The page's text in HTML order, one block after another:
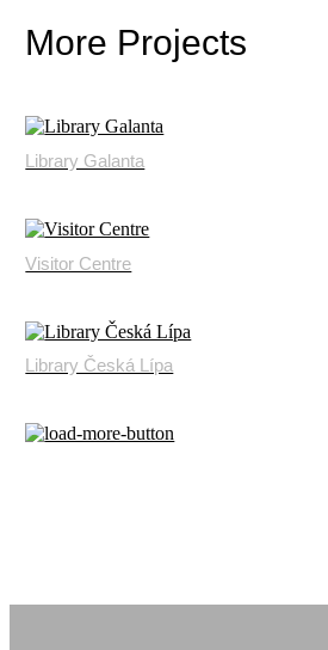
More Projects
Library Galanta
Visitor Centre
Library Česká Lípa